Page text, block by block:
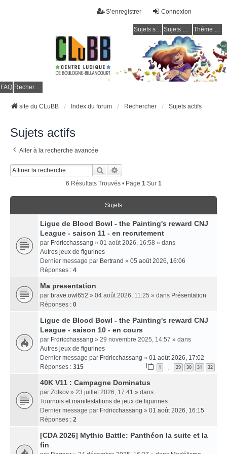
Connexion
S’enregistrer
Sujets sans réponse Sujets actifs Thème clair / foncé
FAQ Rechercher
site du CLuBB Index du forum Rechercher Sujets actifs
Sujets actifs
Aller à la recherche avancée
Rechercher
6 Résultats Trouvés • Page 1Sur 1
Sujets
Ligue de Blood Bowl - the Painting's reward CNJ
League - saison 11 - en recrutement
par Frdricchassang » 01 août 2026, 16:58 » dans
Autres jeux de figurines
Dernier message par Bertrand » 05 août 2026, 16:06
Réponses : 4
Ma presentation
par brave.owl652 » 04 août 2026, 11:25 » dans Présentation
Réponses : 0
Ligue de Blood Bowl - the Painting's reward CNJ
League - saison 10 - en cours
par Frdricchassang » 29 novembre 2025, 14:57 » dans
Autres jeux de figurines
Dernier message par Frdricchassang » 01 août 2026, 17:02
Réponses : 315 1 29 30 31 32
40K V11 : Campagne Dominatus
par Zolkov » 23 juillet 2026, 17:41 » dans
Tournois et manifestations de jeux de figurines
Dernier message par Frdricchassang » 01 août 2026, 16:15
Réponses : 2
[CDA 2026] Mythic Battle: Panthéon la suite et la
fin